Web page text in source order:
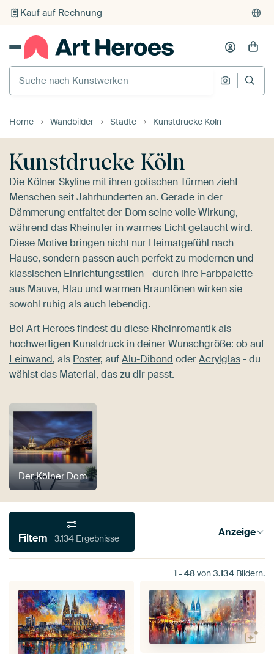
Individueller Druck auf Bestellung
Suche nach Kunstwerken
Suche
Home Wandbilder Städte Kunstdrucke Köln
Kunstdrucke Köln
Die Kölner Skyline mit ihren gotischen Türmen zieht
Menschen seit Jahrhunderten an. Gerade in der
Dämmerung entfaltet der Dom seine volle Wirkung,
während das Rheinufer in warmes Licht getaucht wird.
Diese Motive bringen nicht nur Heimatgefühl nach
Hause, sondern passen auch perfekt zu modernen und
klassischen Einrichtungsstilen - durch ihre Farbpalette
aus Mauve, Blau und warmen Brauntönen wirken sie
sowohl ruhig als auch lebendig.
Bei Art Heroes findest du diese Rheinromantik als
hochwertigen Kunstdruck in deiner Wunschgröße: ob auf
Leinwand, als Poster, aufAlu-Dibond oderAcrylglas- du
wählst das Material, das zu dir passt.
Der Kölner Dom
Filtern 3.134 Ergebnisse Anzeige
1 - 48von3.134 Bildern.